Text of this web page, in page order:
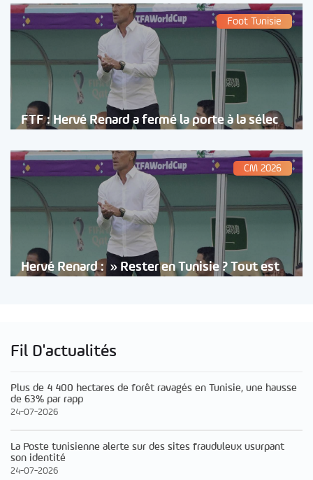
Foot Tunisie
FTF : Hervé Renard a fermé la porte à la sélec
CM 2026
Hervé Renard : » Rester en Tunisie ? Tout est
Fil D'actualités
Plus de 4 400 hectares de forêt ravagés en Tunisie, une hausse
de 63% par rapp
24-07-2026
La Poste tunisienne alerte sur des sites frauduleux usurpant
son identité
24-07-2026